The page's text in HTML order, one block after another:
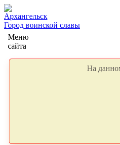
Архангельск
Город воинской славы
Меню
сайта
На